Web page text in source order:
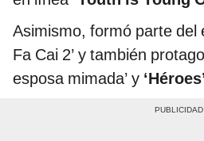
Asimismo, formó parte del
Fa Cai 2’ y también
esposa mimada’ y